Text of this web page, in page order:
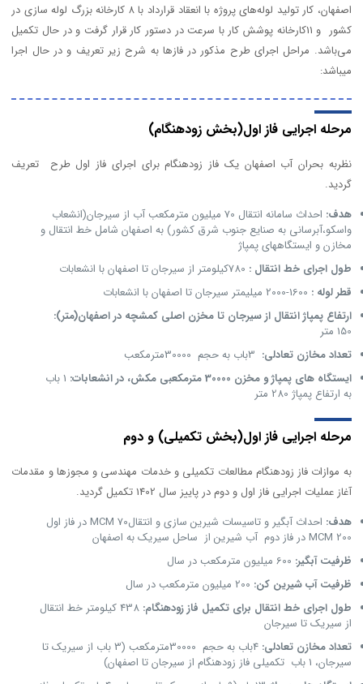
اصفهان، کار تولید لوله‌های پروژه با انعقاد قرارداد با ۸ کارخانه بزرگ لوله سازی در
کشور و 11کارخانه پوشش کار با سرعت در دستور کار قرار گرفت و در حال تکمیل
می‌باشد. مراحل اجرای طرح مذکور در فازها به شرح زیر تعریف و در حال اجرا
میباشد:
مرحله اجرایی فاز اول(بخش زودهنگام)
نظربه بحران آب اصفهان یک فاز زودهنگام برای اجرای فاز اول طرح تعریف
گردید.
هدف:
احداث سامانه انتقال 70 میلیون مترمکعب آب از سیرجان(انشعاب
واسکو،آبرسانی به صنایع جنوب شرق کشور) به اصفهان شامل خط انتقال و
مخازن و ایستگاههای پمپاژ
طول اجرای خط انتقال :
قطر لوله :
ارتفاع پمپاژ انتقال از سیرجان تا مخزن اصلی کمشچه در اصفهان(متر):
150 متر
تعداد مخازن تعادلی:
ایستگاه های پمپاژ و مخزن 30000 مترمکعبی مکش، در انشعابات:
1 باب
به ارتفاع پمپاژ 280 متر
مرحله اجرایی فاز اول(بخش تکمیلی) و دوم
به موازات فاز زودهنگام مطالعات تکمیلی و خدمات مهندسی و مجوزها و مقدمات
آغاز عملیات اجرایی فاز اول و دوم در پاییز سال 1402 تکمیل گردید.
هدف:
احداث آبگیر و تاسیسات شیرین سازی و انتقال70 MCM در فاز اول
MCM 200 در فاز دوم آب شیرین از ساحل سیریک به اصفهان
ظرفیت آبگیر:
ظرفیت آب شیرین کن:
طول اجرای خط انتقال برای تکمیل فاز زودهنگام:
438 کیلومتر خط انتقال
از سیریک تا سیرجان
تعداد مخازن تعادلی:
4باب به حجم 30000مترمکعب (3 باب از سیریک تا
سیرجان، 1 باب تکمیلی فاز زودهنگام از سیرجان تا اصفهان)